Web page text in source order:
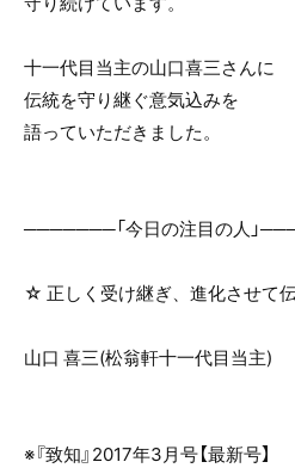
k
十一代目当主の山口喜三さんに
伝統を守り継ぐ意気込みを
語っていただきました。
───────「今日の注目の人」
☆ 正しく受け継ぎ、進化させて
山口 喜三(松翁軒十一代目当主)
※『致知』2017年3月号【最新号】